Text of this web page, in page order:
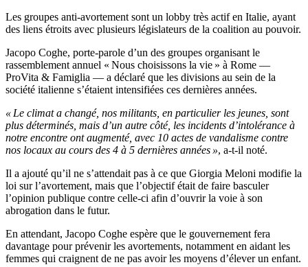
Les groupes anti-avortement sont un lobby très actif en Italie, ayant
des liens étroits avec plusieurs législateurs de la coalition au pouvoir.
Jacopo Coghe, porte-parole d’un des groupes organisant le
rassemblement annuel « Nous choisissons la vie » à Rome —
ProVita & Famiglia — a déclaré que les divisions au sein de la
société italienne s’étaient intensifiées ces dernières années.
« Le climat a changé, nos militants, en particulier les jeunes, sont
plus déterminés, mais d’un autre côté, les incidents d’intolérance à
notre encontre ont augmenté, avec 10 actes de vandalisme contre
nos locaux au cours des 4 à 5 dernières années », a-t-il noté.
Il a ajouté qu’il ne s’attendait pas à ce que Giorgia Meloni modifie la
loi sur l’avortement, mais que l’objectif était de faire basculer
l’opinion publique contre celle-ci afin d’ouvrir la voie à son
abrogation dans le futur.
En attendant, Jacopo Coghe espère que le gouvernement fera
davantage pour prévenir les avortements, notamment en aidant les
femmes qui craignent de ne pas avoir les moyens d’élever un enfant.